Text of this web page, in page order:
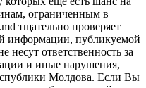
ограниченным в
тщательно проверяет
информации, публикуемой
несут ответственность за
и иные нарушения,
Молдова. Если Вы